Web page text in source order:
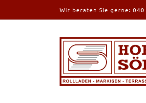
Inhalt
Wir beraten Sie gerne: 040